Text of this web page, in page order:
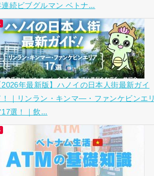
連続ビブグルマン ベトナ...
2026年最新版】ハノイの日本人街最新ガイ
！｜リンラン・キンマ―・ファンケビンエリ
17選！｜飲...